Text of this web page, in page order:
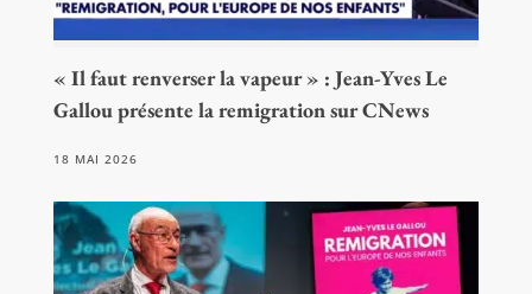
« Il faut renverser la vapeur » : Jean-Yves Le
Gallou présente la remigration sur CNews
18 MAI 2026